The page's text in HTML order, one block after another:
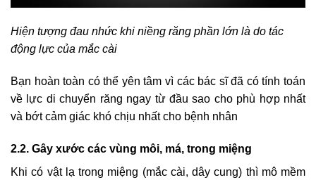
Hiện tượng đau nhức khi niềng răng phần lớn là do tác
động lực của mắc cài
Bạn hoàn toàn có thể yên tâm vì các bác sĩ đã có tính toán
về lực di chuyển răng ngay từ đầu sao cho phù hợp nhất
và bớt cảm giác khó chịu nhất cho bệnh nhân
2.2. Gây xước các vùng môi, má, trong miệng
Khi có vật lạ trong miệng (mắc cài, dây cung) thì mô mềm